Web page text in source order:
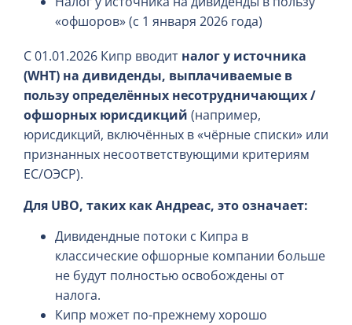
«офшоров» (с 1 января 2026 года)
С 01.01.2026 Кипр вводит налог у источника
(WHT) на дивиденды, выплачиваемые в
пользу определённых несотрудничающих /
офшорных юрисдикций (например,
юрисдикций, включённых в «чёрные списки» или
признанных несоответствующими критериям
ЕС/ОЭСР).
Для UBO, таких как Андреас, это означает:
Дивидендные потоки с Кипра в
классические офшорные компании больше
не будут полностью освобождены от
налога.
Кипр может по-прежнему хорошо